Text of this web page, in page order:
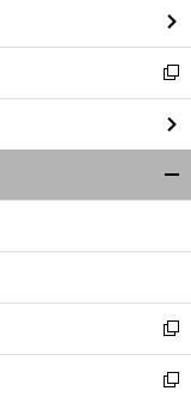
で
開
く
新
し
い
ウ
ィ
ン
ウ
開
く
新
し
い
新